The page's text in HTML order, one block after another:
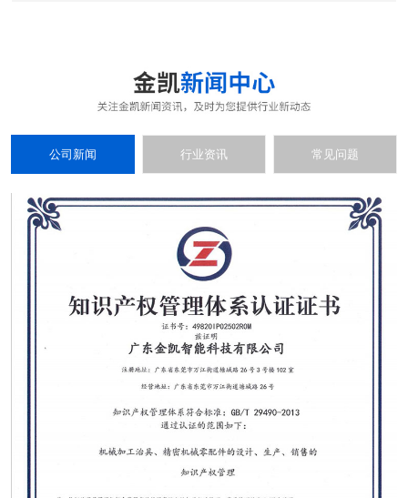
公司新闻 行业资讯 常见问题